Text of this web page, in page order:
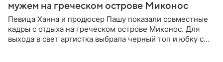
мужем на греческом острове Миконос
Певица Ханна и продюсер Пашу показали совместные
кадры с отдыха на греческом острове Миконос. Для
выхода в свет артистка выбрала черный топ и юбку с